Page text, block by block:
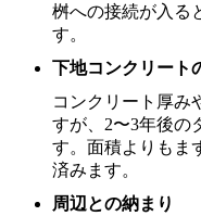
桝への接続が入る
す。
下地コンクリート
コンクリート厚み
すが、2〜3年後の
す。面積よりもま
済みます。
周辺との納まり